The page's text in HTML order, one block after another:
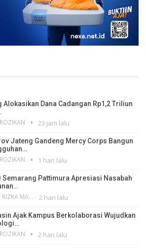
Alokasikan Dana Cadangan Rp1,2 Triliun
23 jam lalu
Jateng Gandeng Mercy Corps Bangun
1 hari lalu
Semarang Pattimura Apresiasi Nasabah
NANDA RIZKA MAHENDRA 2 hari lalu
Ajak Kampus Berkolaborasi Wujudkan
2 hari lalu